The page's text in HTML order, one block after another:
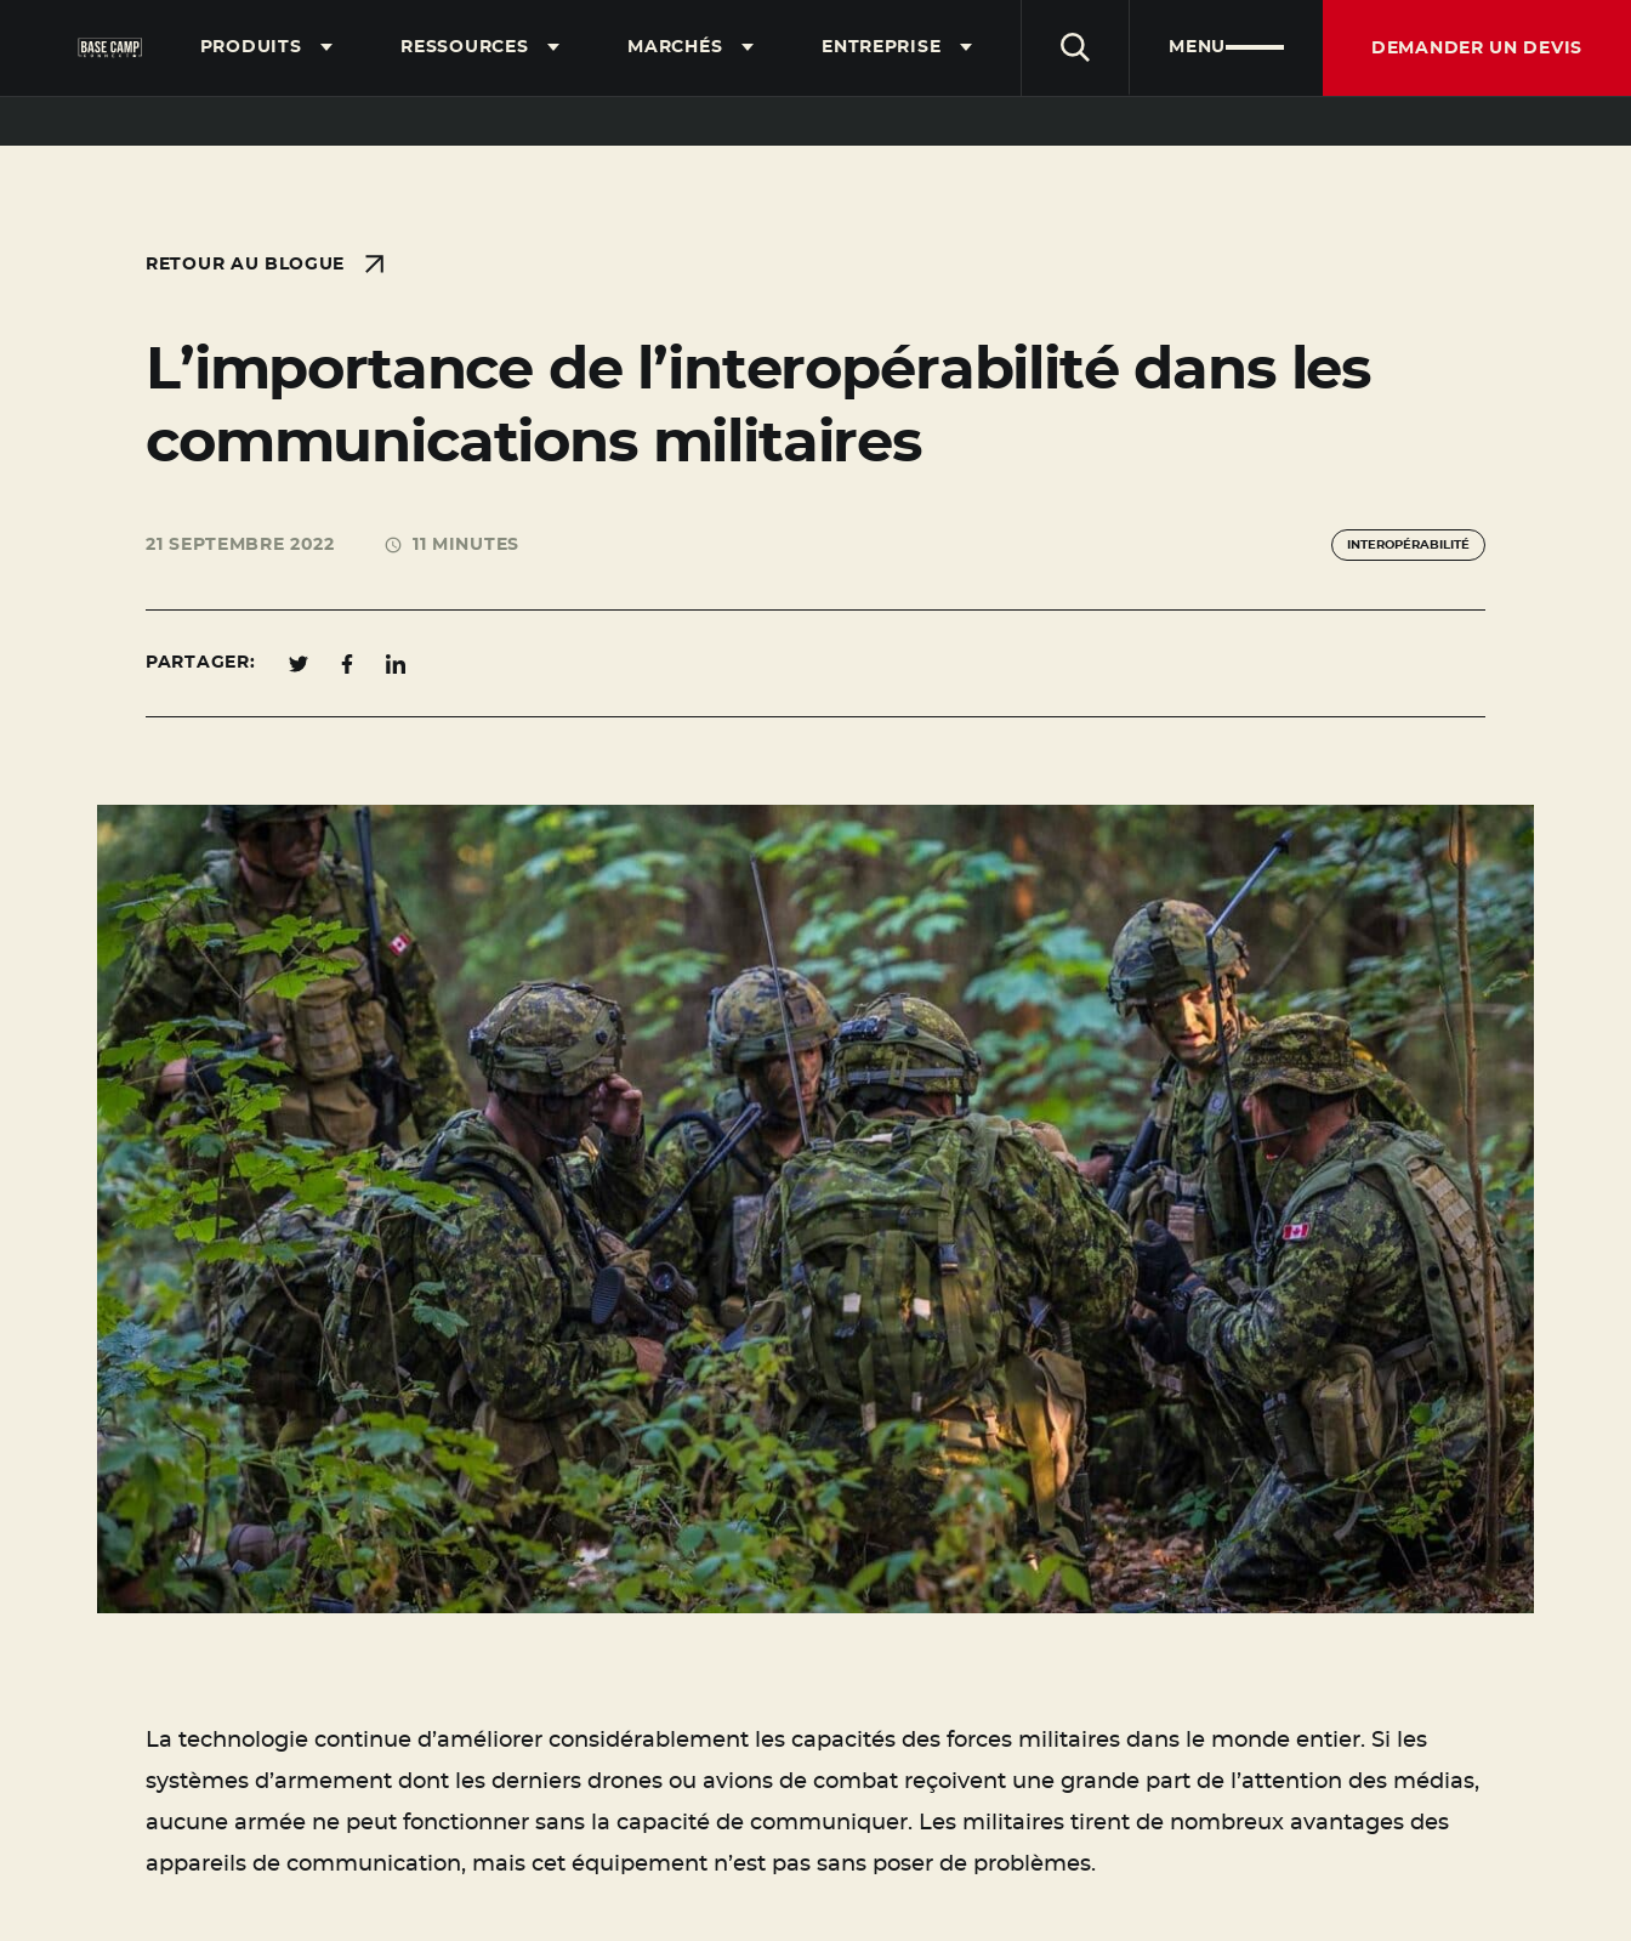
PRODUITS RESSOURCES MARCHÉS ENTREPRISE MENU
DEMANDER UN DEVIS
RETOUR AU BLOGUE
L’importance de l’interopérabilité dans les
communications militaires
21 SEPTEMBRE 2022 11 MINUTES INTEROPÉRABILITÉ
PARTAGER:
La technologie continue d’améliorer considérablement les capacités des forces militaires dans le monde entier. Si les
systèmes d’armement dont les derniers drones ou avions de combat reçoivent une grande part de l’attention des médias,
aucune armée ne peut fonctionner sans la capacité de communiquer. Les militaires tirent de nombreux avantages des
appareils de communication, mais cet équipement n’est pas sans poser de problèmes.